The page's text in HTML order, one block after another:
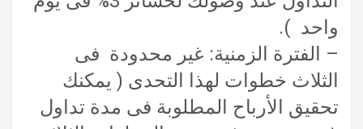
واحد ).
– الفترة الزمنية: غير محدودة فى
الثلاث خطوات لهذا التحدى ( يمكنك
تحقيق الأرباح المطلوبة فى مدة تداول